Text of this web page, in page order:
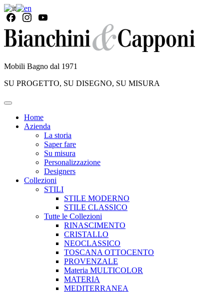
Mobili Bagno dal 1971
SU PROGETTO, SU DISEGNO, SU MISURA
Home
Azienda
La storia
Saper fare
Su misura
Personalizzazione
Designers
Collezioni
STILI
STILE MODERNO
STILE CLASSICO
Tutte le Collezioni
RINASCIMENTO
CRISTALLO
NEOCLASSICO
TOSCANA OTTOCENTO
PROVENZALE
Materia MULTICOLOR
MATERIA
MEDITERRANEA